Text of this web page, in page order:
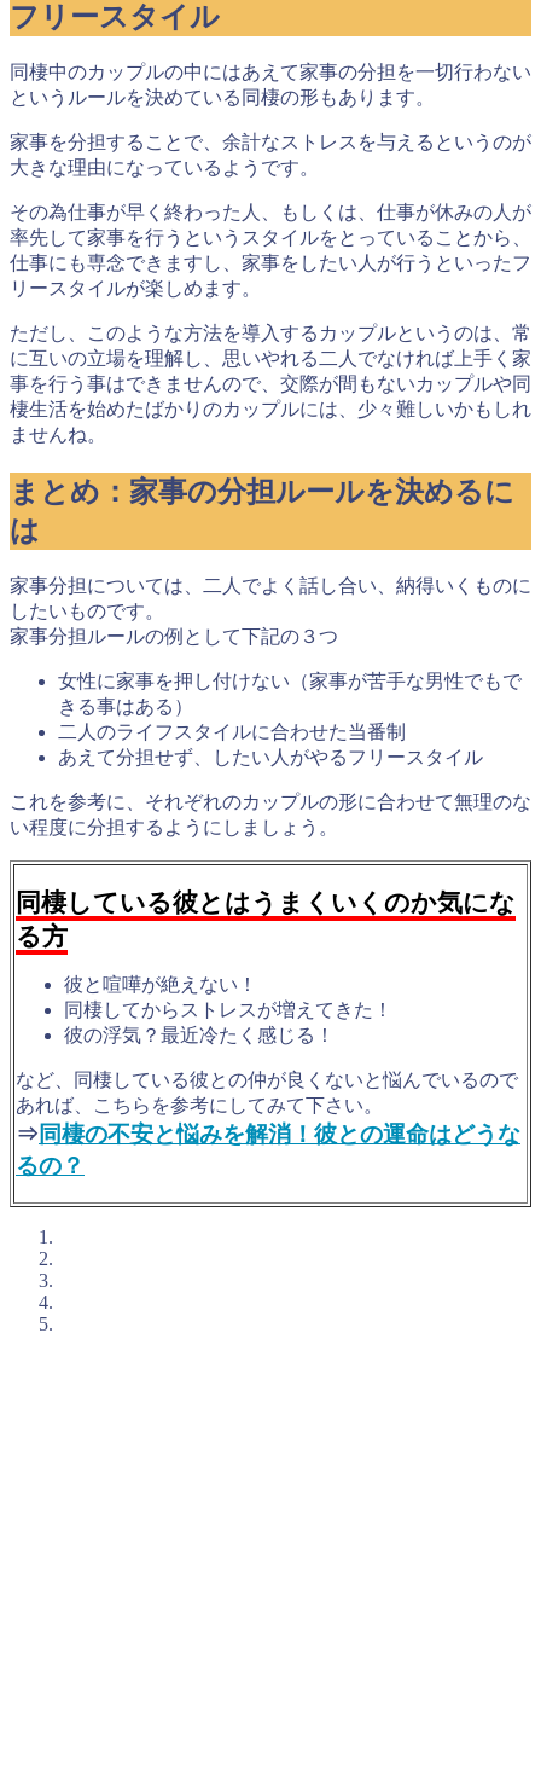
フリースタイル
同棲中のカップルの中にはあえて家事の分担を一切行わない
というルールを決めている同棲の形もあります。
家事を分担することで、余計なストレスを与えるというのが
大きな理由になっているようです。
その為仕事が早く終わった人、もしくは、仕事が休みの人が
率先して家事を行うというスタイルをとっていることから、
仕事にも専念できますし、 家事をしたい人が行うといったフ
リースタイルが楽しめます。
ただし、このような方法を導入するカップルというのは、常
に互いの立場を理解し、思いやれる二人でなければ上手く家
事を行う事はできませんので、交際が間もないカップルや同
棲生活を始めたばかりのカップルには、少々難しいかもしれ
ませんね。
まとめ：家事の分担ルールを決めるに
は
家事分担については、二人でよく話し合い、納得いくものに
したいものです。
家事分担ルールの例として下記の３つ
女性に家事を押し付けない（家事が苦手な男性でもで
きる事はある）
二人のライフスタイルに合わせた当番制
あえて分担せず、したい人がやるフリースタイル
これを参考に、 それぞれのカップルの形に合わせて無理のな
い程度に分担する ようにしましょう。
同棲している彼とはうまくいくのか気にな
る方
彼と喧嘩が絶えない！
同棲してからストレスが増えてきた！
彼の浮気？最近冷たく感じる！
など、同棲している彼との仲が良くないと悩んでいるので
あれば、こちらを参考にしてみて下さい。
⇒同棲の不安と悩みを解消！彼との運命はどうな
るの？